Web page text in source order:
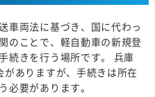
車両法に基づき、国に代わっ
のことで、軽自動車の新規登
続きを行う場所です。 兵庫
ありますが、手続きは所在
必要があります。